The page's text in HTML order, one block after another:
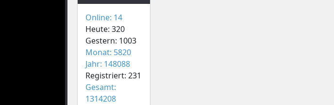
Online: 14
Heute: 320
Gestern: 1003
Monat: 5820
Jahr: 148088
Registriert: 231
Gesamt:
1314208